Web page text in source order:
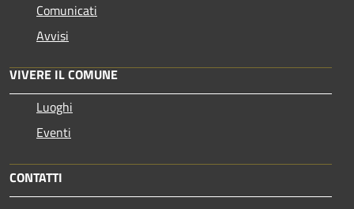
Comunicati
Avvisi
VIVERE IL COMUNE
Luoghi
Eventi
CONTATTI